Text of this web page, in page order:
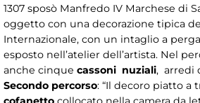
1307 sposò Manfredo IV Marchese di
oggetto con una decorazione tipica
Internazionale, con un intaglio a
esposto nell’atelier dell’artista. Nel
anche cinque cassoni nuziali, arredi
Secondo percorso: “Il decoro piatto a